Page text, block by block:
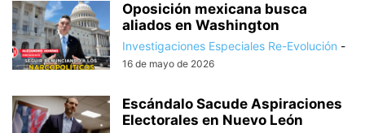
Oposición mexicana busca
aliados en Washington
Investigaciones Especiales Re-Evolución -
16 de mayo de 2026
Escándalo Sacude Aspiraciones
Electorales en Nuevo León